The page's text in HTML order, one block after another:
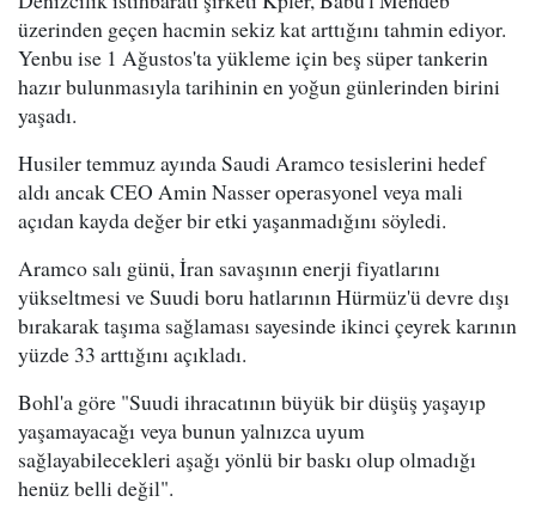
üzerinden geçen hacmin sekiz kat arttığını tahmin ediyor.
Yenbu ise 1 Ağustos'ta yükleme için beş süper tankerin
hazır bulunmasıyla tarihinin en yoğun günlerinden birini
yaşadı.
Husiler temmuz ayında Saudi Aramco tesislerini hedef
aldı ancak CEO Amin Nasser operasyonel veya mali
açıdan kayda değer bir etki yaşanmadığını söyledi.
Aramco salı günü, İran savaşının enerji fiyatlarını
yükseltmesi ve Suudi boru hatlarının Hürmüz'ü devre dışı
bırakarak taşıma sağlaması sayesinde ikinci çeyrek karının
yüzde 33 arttığını açıkladı.
Bohl'a göre "Suudi ihracatının büyük bir düşüş yaşayıp
yaşamayacağı veya bunun yalnızca uyum
sağlayabilecekleri aşağı yönlü bir baskı olup olmadığı
henüz belli değil".